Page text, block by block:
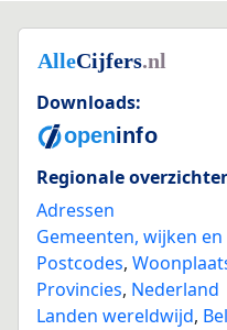
Downloads:
Regionale
Adressen
Gemeenten, wijken
Postcodes,
Provincies, Nederland
Landen wereldwijd,